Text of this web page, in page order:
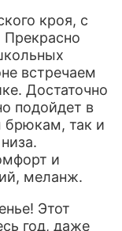
кроя, с
встречаем
Достаточно
подойдет в
брюкам, так и
и
меланж.
Этот
год, даже